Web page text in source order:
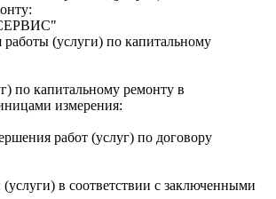
(услуги) по капитальному
по капитальному ремонту в
измерения:
работ (услуг) по договору
в соответствии с заключенными